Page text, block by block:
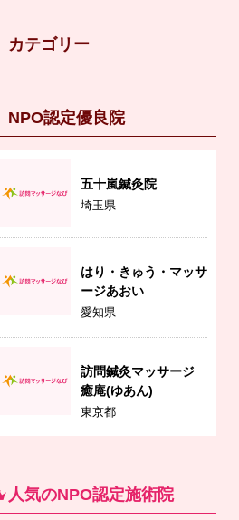
カテゴリー
NPO認定優良院
五十嵐鍼灸院
埼玉県
はり・きゅう・マッサ
ージあおい
愛知県
訪問鍼灸マッサージ
癒庵(ゆあん)
東京都
人気のNPO認定施術院